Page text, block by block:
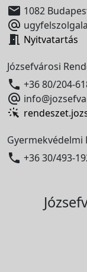
 1082

 Nyitvatartás
Józsefvárosi
 +36 80/204-

Gyermekvédelmi
 +36 30/493-